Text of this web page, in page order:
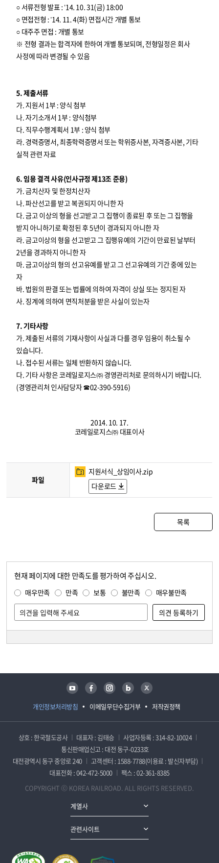
○ 서류전형 발표 : ’14. 10. 31(금) 18:00
○ 면접전형 : ’14. 11. 4(화) 면접시간 개별 통보
○ 대주주 면접 : 개별 통보
※ 전형 결과는 합격자에 한하여 개별 통보되며, 전형일정은 회사
사정에 따라 변경될 수 있음
5. 제출서류
가. 지원서 1부 : 양식 첨부
나. 자기소개서 1부 : 양식첨부
다. 직무수행계획서 1부 : 양식 첨부
라. 경력증명서, 최종학력증명서 또는 학위증사본, 자격증사본, 기타
실적 관련 자료
6. 임용 결격 사유(인사규정 제13조 준용)
가. 금치산자 및 한정치산자
나. 파산선고를 받고 복권되지 아니한 자
다. 금고 이상의 형을 선고받고 그 집행이 종료된 후 또는 그 집행을
받지 아니하기로 확정된 후 5년이 경과되지 아니한 자
라. 금고이상의 형을 선고받고 그 집행유예의 기간이 만료된 날부터
2년을 경과하지 아니한 자
마. 금고이상의 형의 선고유예를 받고 그 선고유예의 기간 중에 있는
자
바. 법원의 판결 또는 법률에 의하여 자격이 상실 또는 정지된 자
사. 징계에 의하여 면직처분을 받은 사실이 있는자
7. 기타사항
가. 제출된 서류의 기재사항이 사실과 다를 경우 임용이 취소될 수
있습니다.
나. 접수된 서류는 일체 반환하지 않습니다.
다. 기타 사항은 코레일로지스㈜ 경영관리처로 문의하시기 바랍니다.
(경영관리처 인사담당자 ☎02-390-5916)
2014. 10. 17.
코레일로지스㈜ 대표이사
파일
지원서식_상임이사.zip
다운로드
목록
현재 페이지에 대한 만족도를 평가하여 주십시오.
매우만족 만족 보통 불만족 매우불만족
개인정보처리방침 이메일무단수집거부 저작권정책
유튜브 페이스북 인스타그램 블로그 트위터
상호 : 한국철도공사 대표자 : 김태승
사업자등록 : 314-82-10024
통신판매업신고 : 대전 동구-0233호
대전광역시 동구 중앙로 240
고객센터 : 1588-7788(이용료 : 발신자부담)
대표전화 : 042-472-5000
팩스 : 02-361-8385
COPYRIGHT ⓒ KOREA RAILROAD. ALL RIGHTS RESERVED.
계열사
관련사이트